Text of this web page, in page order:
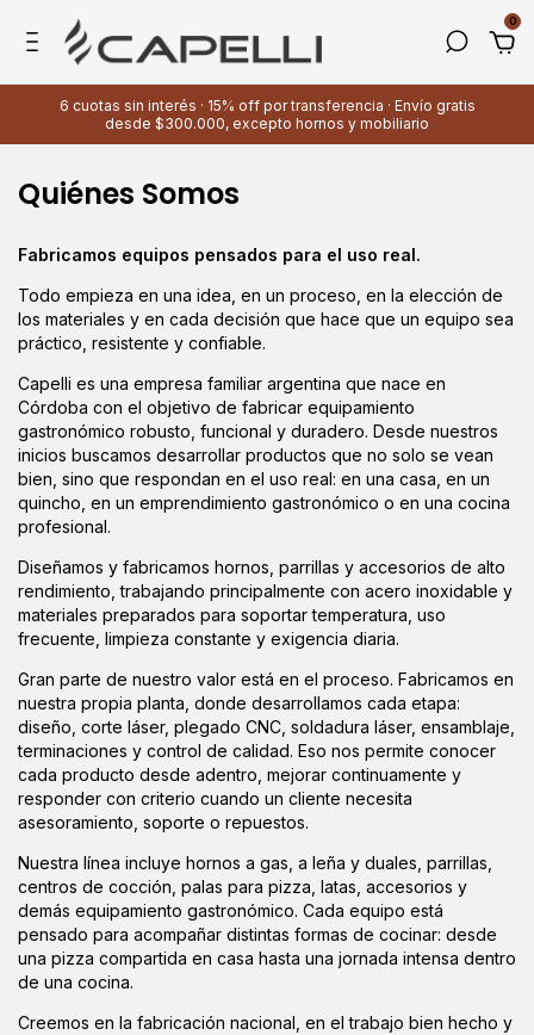
0
6 cuotas sin interés · 15% off por transferencia · Envío gratis
desde $300.000, excepto hornos y mobiliario
Quiénes Somos
Fabricamos equipos pensados para el uso real.
Todo empieza en una idea, en un proceso, en la elección de
los materiales y en cada decisión que hace que un equipo sea
práctico, resistente y confiable.
Capelli es una empresa familiar argentina que nace en
Córdoba con el objetivo de fabricar equipamiento
gastronómico robusto, funcional y duradero. Desde nuestros
inicios buscamos desarrollar productos que no solo se vean
bien, sino que respondan en el uso real: en una casa, en un
quincho, en un emprendimiento gastronómico o en una cocina
profesional.
Diseñamos y fabricamos hornos, parrillas y accesorios de alto
rendimiento, trabajando principalmente con acero inoxidable y
materiales preparados para soportar temperatura, uso
frecuente, limpieza constante y exigencia diaria.
Gran parte de nuestro valor está en el proceso. Fabricamos en
nuestra propia planta, donde desarrollamos cada etapa:
diseño, corte láser, plegado CNC, soldadura láser, ensamblaje,
terminaciones y control de calidad. Eso nos permite conocer
cada producto desde adentro, mejorar continuamente y
responder con criterio cuando un cliente necesita
asesoramiento, soporte o repuestos.
Nuestra línea incluye hornos a gas, a leña y duales, parrillas,
centros de cocción, palas para pizza, latas, accesorios y
demás equipamiento gastronómico. Cada equipo está
pensado para acompañar distintas formas de cocinar: desde
una pizza compartida en casa hasta una jornada intensa dentro
de una cocina.
Creemos en la fabricación nacional, en el trabajo bien hecho y